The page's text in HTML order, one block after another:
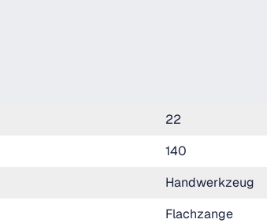
22
140
Handwerkzeug
Flachzange